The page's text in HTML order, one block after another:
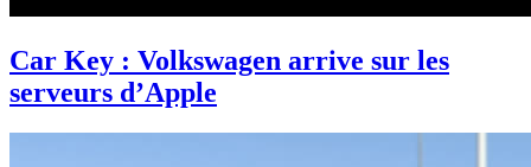
Car Key : Volkswagen arrive sur les
serveurs d’Apple